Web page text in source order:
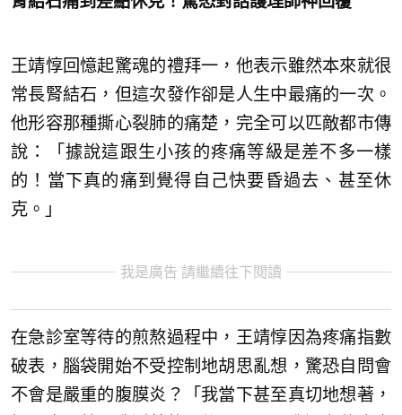
王靖惇回憶起驚魂的禮拜一，他表示雖然本來就很
常長腎結石，但這次發作卻是人生中最痛的一次。
他形容那種撕心裂肺的痛楚，完全可以匹敵都市傳
說：「據說這跟生小孩的疼痛等級是差不多一樣
的！當下真的痛到覺得自己快要昏過去、甚至休
克。」
我是廣告 請繼續往下閱讀
在急診室等待的煎熬過程中，王靖惇因為疼痛指數
破表，腦袋開始不受控制地胡思亂想，驚恐自問會
不會是嚴重的腹膜炎？「我當下甚至真切地想著，